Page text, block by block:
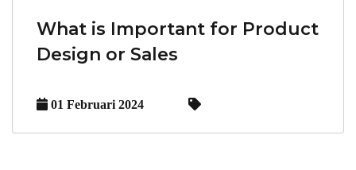
What is Important for Product
Design or Sales
01 Februari 2024